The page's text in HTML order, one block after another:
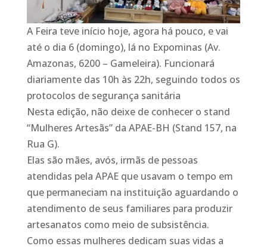
A Feira teve início hoje, agora há pouco, e vai
até o dia 6 (domingo), lá no Expominas (Av.
Amazonas, 6200 – Gameleira). Funcionará
diariamente das 10h às 22h, seguindo todos os
protocolos de segurança sanitária
Nesta edição, não deixe de conhecer o stand
“Mulheres Artesãs” da APAE-BH (Stand 157, na
Rua G).
Elas são mães, avós, irmãs de pessoas
atendidas pela APAE que usavam o tempo em
que permaneciam na instituição aguardando o
atendimento de seus familiares para produzir
artesanatos como meio de subsistência.
Como essas mulheres dedicam suas vidas a